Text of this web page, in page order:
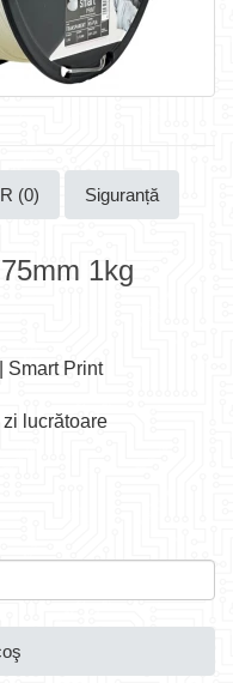
(0) Siguranță
1kg
Smart Print
lucrătoare